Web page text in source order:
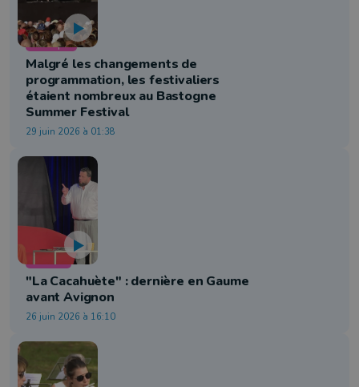
Musique
Malgré les changements de
programmation, les festivaliers
étaient nombreux au Bastogne
Summer Festival
29 juin 2026 à 01:38
Culture
"La Cacahuète" : dernière en Gaume
avant Avignon
26 juin 2026 à 16:10